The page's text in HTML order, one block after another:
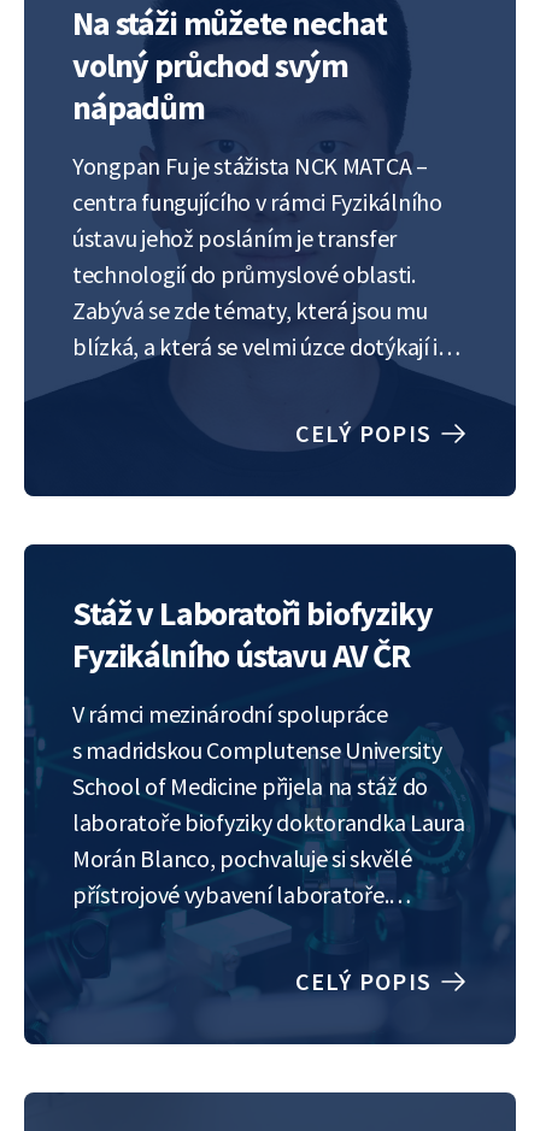
Na stáži můžete nechat
volný průchod svým
nápadům
Yongpan Fu je stážista NCK MATCA –
centra fungujícího v rámci Fyzikálního
ústavu jehož posláním je transfer
technologií do průmyslové oblasti.
Zabývá se zde tématy, která jsou mu
blízká, a která se velmi úzce dotýkají i
jeho studia na pražském ČVUT – AI,
machine learning a data maitenance. Co
vám stáž v Centru Radius dává? Jak…
CELÝ POPIS
Stáž v Laboratoři biofyziky
Fyzikálního ústavu AV ČR
V rámci mezinárodní spolupráce
s madridskou Complutense University
School of Medicine přijela na stáž do
laboratoře biofyziky doktorandka Laura
Morán Blanco, pochvaluje si skvělé
přístrojové vybavení laboratoře.
Především konfokální mikroskop, díky
kterému může vidět jednotlivé
mitochondrie uvnitř buněk) Pro druhou
studentku ze Španělska, Igone
CELÝ POPIS